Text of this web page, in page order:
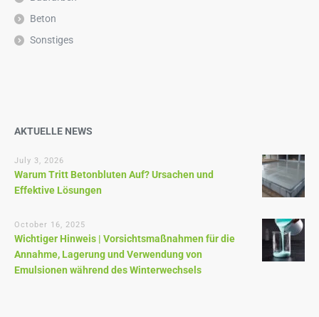
Beton
Sonstiges
AKTUELLE NEWS
July 3, 2026
Warum Tritt Betonbluten Auf? Ursachen und
Effektive Lösungen
October 16, 2025
Wichtiger Hinweis | Vorsichtsmaßnahmen für die
Annahme, Lagerung und Verwendung von
Emulsionen während des Winterwechsels